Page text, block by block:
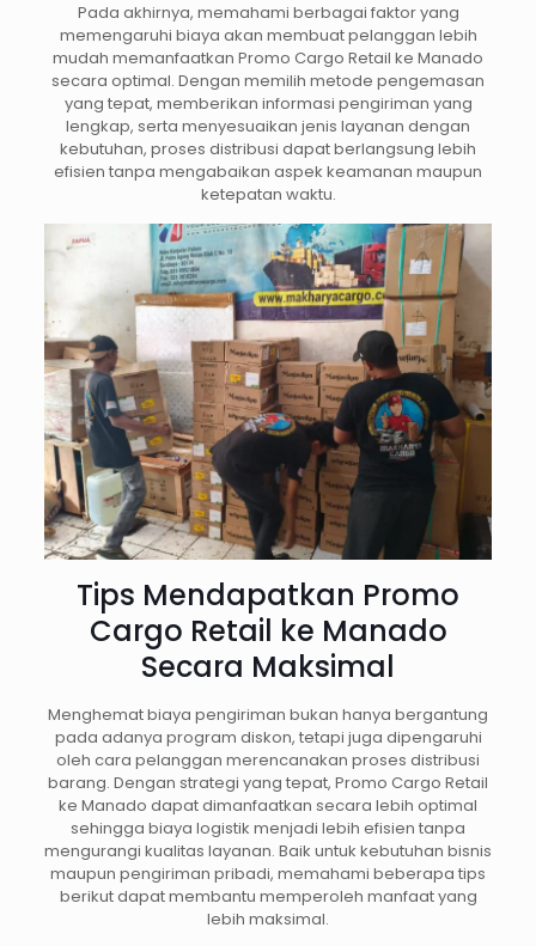
Pada akhirnya, memahami berbagai faktor yang
memengaruhi biaya akan membuat pelanggan lebih
mudah memanfaatkan Promo Cargo Retail ke Manado
secara optimal. Dengan memilih metode pengemasan
yang tepat, memberikan informasi pengiriman yang
lengkap, serta menyesuaikan jenis layanan dengan
kebutuhan, proses distribusi dapat berlangsung lebih
efisien tanpa mengabaikan aspek keamanan maupun
ketepatan waktu.
Tips Mendapatkan Promo
Cargo Retail ke Manado
Secara Maksimal
Menghemat biaya pengiriman bukan hanya bergantung
pada adanya program diskon, tetapi juga dipengaruhi
oleh cara pelanggan merencanakan proses distribusi
barang. Dengan strategi yang tepat, Promo Cargo Retail
ke Manado dapat dimanfaatkan secara lebih optimal
sehingga biaya logistik menjadi lebih efisien tanpa
mengurangi kualitas layanan. Baik untuk kebutuhan bisnis
maupun pengiriman pribadi, memahami beberapa tips
berikut dapat membantu memperoleh manfaat yang
lebih maksimal.